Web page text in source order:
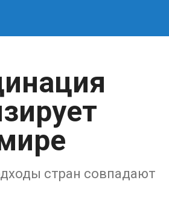
стран совпадают